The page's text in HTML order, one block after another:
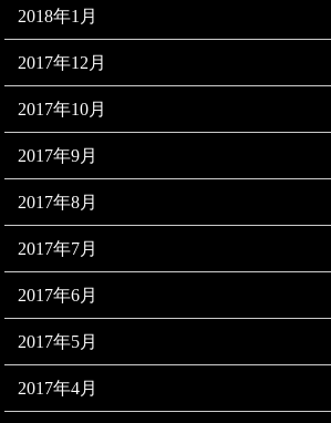
2018年1月
2017年12月
2017年10月
2017年9月
2017年8月
2017年7月
2017年6月
2017年5月
2017年4月